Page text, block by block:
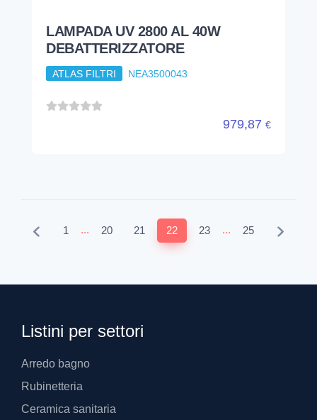
LAMPADA UV 2800 AL 40W
DEBATTERIZZATORE
ATLAS FILTRI NEA3500043
979,87 €
1 ... 20 21 22 23 ... 25
Listini per settori
Arredo bagno
Rubinetteria
Ceramica sanitaria